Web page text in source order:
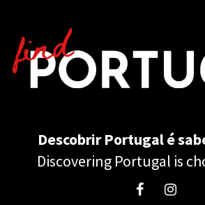
Descobrir Portugal é
Discovering Portugal is